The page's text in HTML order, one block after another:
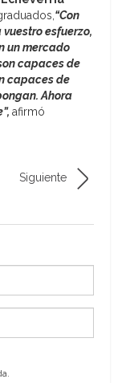
“Con
esfuerzo,
un mercado
capaces de
capaces de
Ahora
afirmó
Siguiente